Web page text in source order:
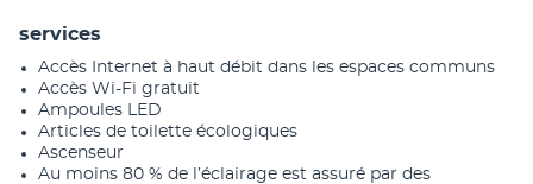
services
Accès Internet à haut débit dans les espaces communs
Accès Wi-Fi gratuit
Ampoules LED
Articles de toilette écologiques
Ascenseur
Au moins 80 % de l’éclairage est assuré par des